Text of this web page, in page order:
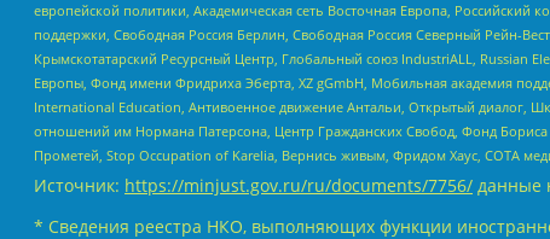
европейской политики, Академическая сеть Восточная Европа, Российский
поддержки, Свободная Россия Берлин, Свободная Россия Северный Рейн-
Крымскотатарский Ресурсный Центр, Глобальный союз IndustriALL, Russian
Европы, Фонд имени Фридриха Эберта, XZ gGmbH, Мобильная академия
International Education, Антивоенное движение Антальи, Открытый диалог,
отношений им Нормана Патерсона, Центр Гражданских Свобод, Фонд
Прометей, Stop Occupation of Karelia, Вернись живым, Фридом Хаус, СОТА
Источник: https://minjust.gov.ru/ru/documents/7756/ данные
* Сведения реестра НКО, выполняющих функции